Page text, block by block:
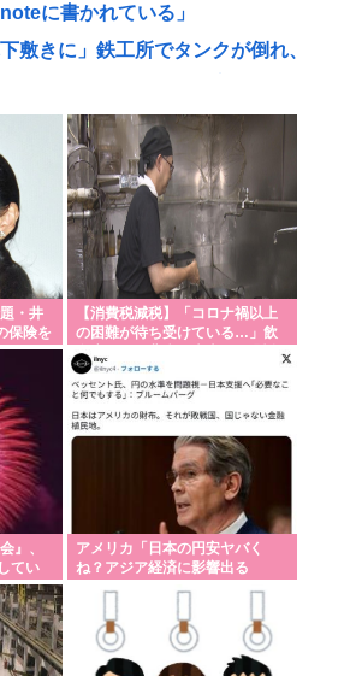
に書かれている」
敷きに」鉄工所でタンクが倒れ、
使ったフリーザーバッグって洗っ
？
普通のエアコンをスポットクーラ
案される
）「ボランティアはもちろんだが、
くことも支援になる」
訂正しておわび 「被爆とは？発信
になったよ」失った家族に伝えた
ろんなところに足を運べばクーラ
の避難所への視察直前に設置の指
社会主義のイスラム教徒がまた選
て日本史の教科書に載るのだろう
・井
保険を
ごく
【消費税減税】「コロナ禍以上
の困難が待ち受けている…」飲
食店からは悲痛な声上がる 懸念
される”外食離れ” 中小農家は収
入の減少危惧「農家離れに拍車
が…」
』、
てい
ぎた
アメリカ「日本の円安ヤバく
ね？アジア経済に影響出る